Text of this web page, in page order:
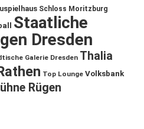
Schloss Moritzburg
Staatliche
Dresden
Galerie Dresden Thalia
Top Lounge Volksbank
Rügen